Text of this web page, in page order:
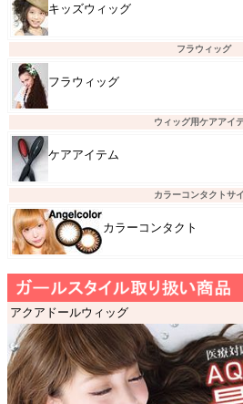
キッズウィッグ
フラウィッグ
フラウィッグ
ウィッグ用ケアアイ
ケアアイテム
カラーコンタクトサ
カラーコンタクト
アクアドールウィッグ